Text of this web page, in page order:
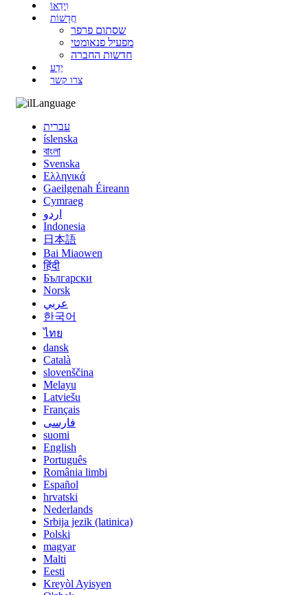
וִידֵאוֹ
חֲדָשׁוֹת
שסתום פרפר
מפעיל פנאומטי
חדשות החברה
יֶדַע
צרו קשר
Language
עברית
íslenska
বাংলা
Svenska
Ελληνικά
Gaeilgenah Éireann
Cymraeg
اردو
Indonesia
日本語
Bai Miaowen
हिंदी
Български
Norsk
عربي
한국어
ไทย
dansk
Català
slovenščina
Melayu
Latviešu
Français
فارسی
suomi
English
Português
România limbi
Español
hrvatski
Nederlands
Srbija jezik (latinica)
Polski
magyar
Malti
Eesti
Kreyòl Ayisyen